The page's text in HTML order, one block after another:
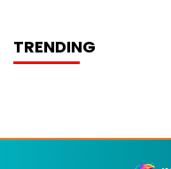
TRENDING